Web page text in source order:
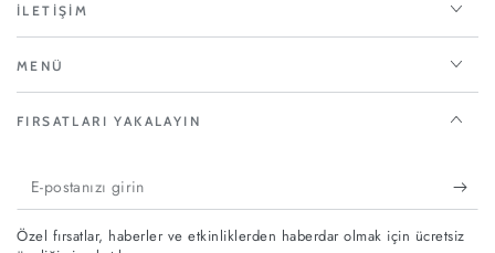
İLETIŞIM
MENÜ
FIRSATLARI YAKALAYIN
E-
postanızı
Özel fırsatlar, haberler ve etkinliklerden haberdar olmak için ücretsiz